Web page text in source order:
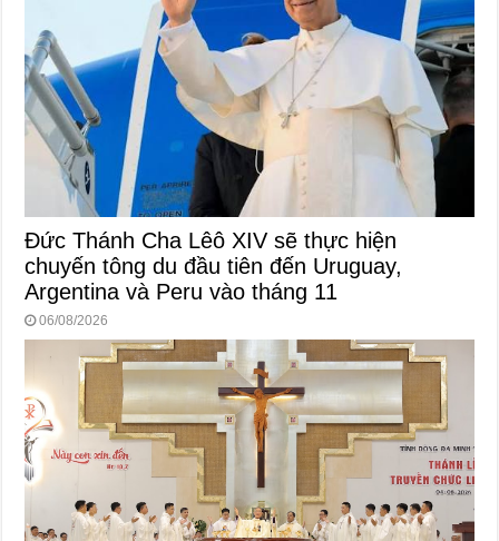
Đức Thánh Cha Lêô XIV sẽ thực hiện
chuyến tông du đầu tiên đến Uruguay,
Argentina và Peru vào tháng 11
06/08/2026